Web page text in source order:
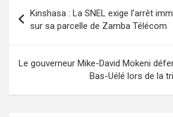
de
l’article
Kinshasa : La SNEL exige l’arrêt
sur sa parcelle de Zamba Télécom
Le gouverneur Mike-David Mokeni
Bas-Uélé lors de la